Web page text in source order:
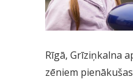
Rīgā, Grīziņkalna
zēniem